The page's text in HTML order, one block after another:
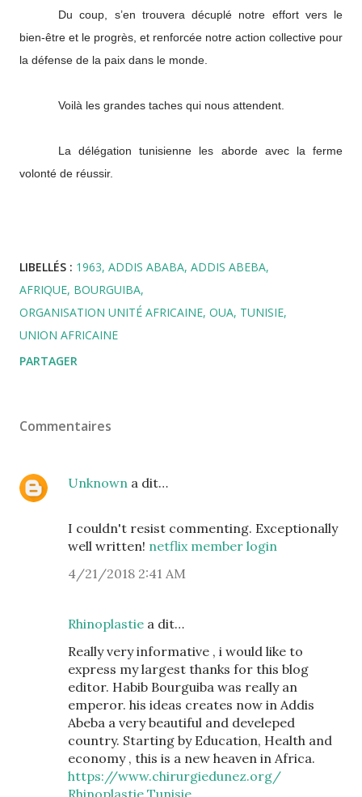
Du coup, s’en trouvera décuplé notre effort vers le
bien-être et le progrès, et renforcée notre action collective pour
la défense de la paix dans le monde.
Voilà les grandes taches qui nous attendent.
La délégation tunisienne les aborde avec la ferme
volonté de réussir.
LIBELLÉS : 1963 ADDIS ABABA ADDIS ABEBA
AFRIQUE BOURGUIBA
ORGANISATION UNITÉ AFRICAINE OUA TUNISIE
UNION AFRICAINE
PARTAGER
Commentaires
Unknown a dit…
I couldn't resist commenting. Exceptionally
well written! netflix member login
4/21/2018 2:41 AM
Rhinoplastie a dit…
Really very informative , i would like to
express my largest thanks for this blog
editor. Habib Bourguiba was really an
emperor. his ideas creates now in Addis
Abeba a very beautiful and develeped
country. Starting by Education, Health and
economy , this is a new heaven in Africa.
https://www.chirurgiedunez.org/
Rhinoplastie Tunisie